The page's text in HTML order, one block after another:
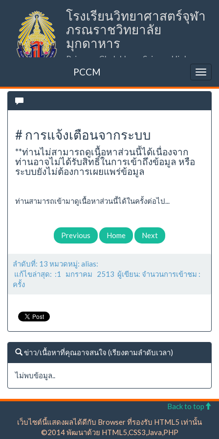
โรงเรียนวิทยาศาสตร์จุฬา
ภรณราชวิทยาลัย
มุกดาหาร
Princess Chulabhorn Science High
School Mukdahan (PCSHSM)
PCCM
# การแจ้งเตือนจากระบบ
**ท่านไม่สามารถดูเนื้อหาส่วนนี้ได้เนื่องจาก
ท่านอาจไม่ได้รับสิทธิ์ในการเข้าถึงข้อมูล หรือ
ระบบยังไม่ต้องการเผยแพร่ข้อมูล
ท่านสามารถเข้ามาดูเนื้อหาส่วนนี้ได้ในครั้งต่อไป...
Previous Home Next
ลำดับที่: 13 หมวดหมู่: alias:
แก้ไขล่าสุด: :1 มกราคม 2513 ผู้เขียน: จำนวนการเข้าชม :
ครั้ง
ข่าว/เนื้อหาที่คุณอาจสนใจ (เรียงตามลำดับเวลา)
ไม่พบข้อมูล..
Back to top
เว็บไซต์นี้แสดงผลได้ดีกับ Browser ที่รองรับ HTML5 เท่านั้น
©2014 พัฒนาด้วย HTML5,CSS3,Java,PHP